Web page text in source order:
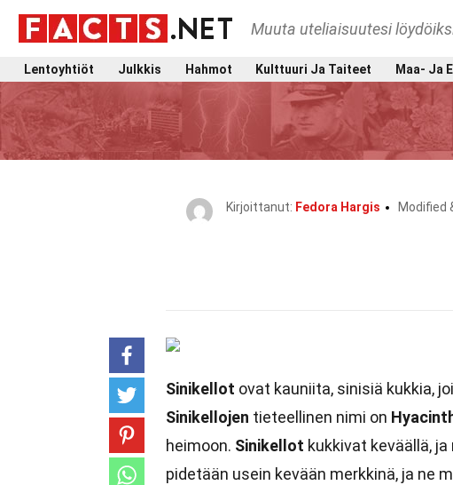
Muuta uteliaisuutesi
Lentoyhtiöt Julkkis Hahmot Kulttuuri Ja Taiteet Maa- Ja
Kirjoittanut: Fedora Hargis Modified
Sinikellot ovat kauniita, sinisiä kukkia,
Sinikellojen tieteellinen nimi on
heimoon. Sinikellot kukkivat keväällä,
pidetään usein kevään merkkinä, ja ne